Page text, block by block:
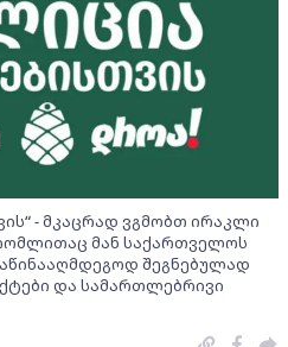
- მკაცრად ვგმობთ ირაკლი
მან საქართველოს
შეგნებულად
და სამართლებრივი